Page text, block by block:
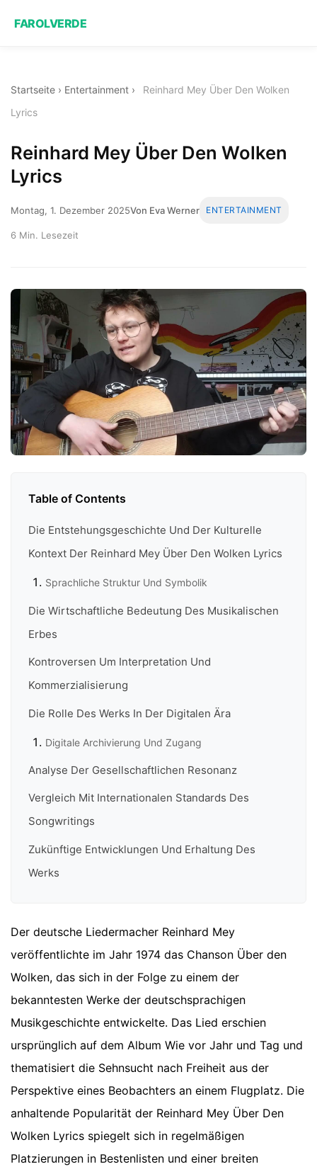
FAROLVERDE
Startseite › Entertainment ›
Reinhard Mey Über Den Wolken
Lyrics
Reinhard Mey Über Den Wolken
Lyrics
Montag, 1. Dezember 2025Von Eva Werner ENTERTAINMENT
6 Min. Lesezeit
Table of Contents
Die Entstehungsgeschichte Und Der Kulturelle
Kontext Der Reinhard Mey Über Den Wolken Lyrics
Sprachliche Struktur Und Symbolik
Die Wirtschaftliche Bedeutung Des Musikalischen
Erbes
Kontroversen Um Interpretation Und
Kommerzialisierung
Die Rolle Des Werks In Der Digitalen Ära
Digitale Archivierung Und Zugang
Analyse Der Gesellschaftlichen Resonanz
Vergleich Mit Internationalen Standards Des
Songwritings
Zukünftige Entwicklungen Und Erhaltung Des
Werks
Der deutsche Liedermacher Reinhard Mey
veröffentlichte im Jahr 1974 das Chanson Über den
Wolken, das sich in der Folge zu einem der
bekanntesten Werke der deutschsprachigen
Musikgeschichte entwickelte. Das Lied erschien
ursprünglich auf dem Album Wie vor Jahr und Tag und
thematisiert die Sehnsucht nach Freiheit aus der
Perspektive eines Beobachters an einem Flugplatz. Die
anhaltende Popularität der Reinhard Mey Über Den
Wolken Lyrics spiegelt sich in regelmäßigen
Platzierungen in Bestenlisten und einer breiten